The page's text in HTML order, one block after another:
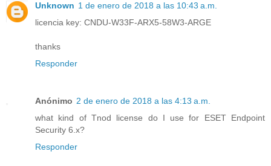
Unknown 1 de enero de 2018 a las 10:43 a.m.
licencia key: CNDU-W33F-ARX5-58W3-ARGE
thanks
Responder
Anónimo 2 de enero de 2018 a las 4:13 a.m.
what kind of Tnod license do I use for ESET Endpoint
Security 6.x?
Responder